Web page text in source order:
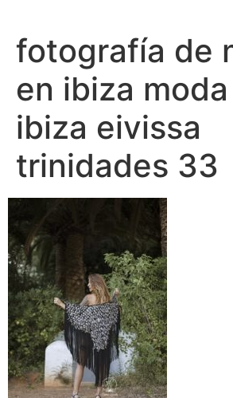
contenido
fotografía de
en ibiza
ibiza eivissa
trinidades 33